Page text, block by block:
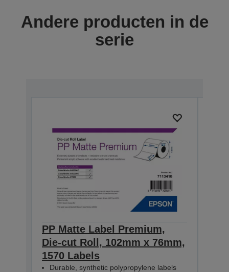
Andere producten in de
serie
PP Matte Label Premium,
Die-cut Roll, 102mm x 76mm,
1570 Labels
Durable, synthetic polypropylene labels